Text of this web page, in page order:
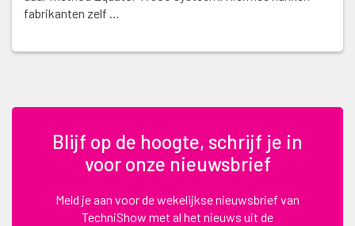
fabrikanten zelf …
Blijf op de hoogte, schrijf je in
voor onze nieuwsbrief
Meld je aan voor de wekelijkse nieuwsbrief van
TechniShow met al het nieuws uit de